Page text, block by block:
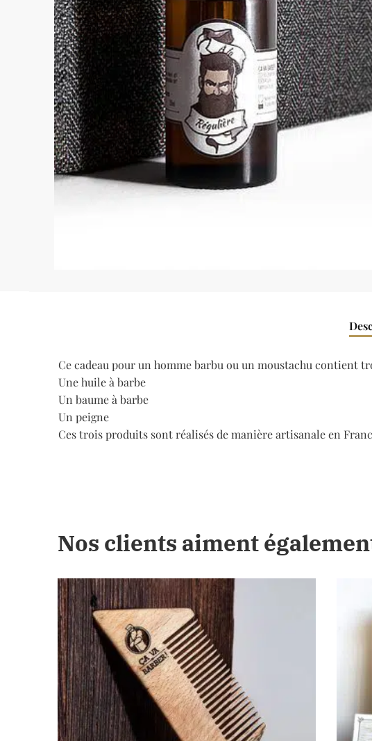
Ce cadeau pour un homme barbu ou un moustachu contient
Une huile à barbe
Un baume à barbe
Un peigne
Ces trois produits sont réalisés de manière artisanale en
Nos clients aiment